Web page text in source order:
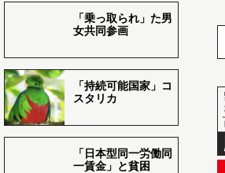
「乗っ取られ」た男
女共同参画
「持続可能国家」コ
スタリカ
「日本型同一労働同
一賃金」と貧困